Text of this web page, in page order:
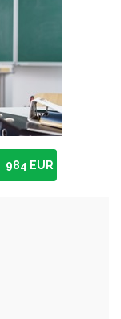
984 EUR